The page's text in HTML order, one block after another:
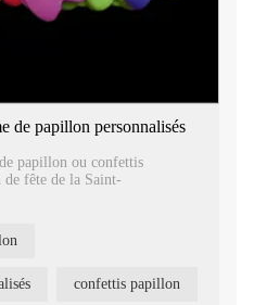
de papillon personnalisés
papillon ou confettis
fête de la Saint-
confettis papillon